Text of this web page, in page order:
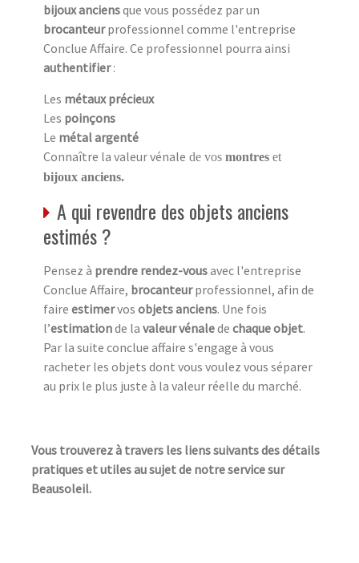
bijoux anciensque vous possédez par un
brocanteurprofessionnel comme l'entreprise
Conclue Affaire. Ce professionnel pourra ainsi
authentifier:
Les métaux précieux
Les poinçons
Le métal argenté
Connaître la valeur vénale de vos montres et
bijoux anciens.
A qui revendre des objets anciens
estimés ?
Pensez à prendre rendez-vousavec l'entreprise
Conclue Affaire, brocanteurprofessionnel, afin de
faire estimervos objets anciens. Une fois
l’estimationde la valeur vénalede chaque objet.
Par la suite conclue affaire s'engage à vous
racheter les objets dont vous voulez vous séparer
au prix le plus juste à la valeur réelle du marché.
Vous trouverez à travers les liens suivants des détails
pratiques et utiles au sujet de notre service sur
Beausoleil.